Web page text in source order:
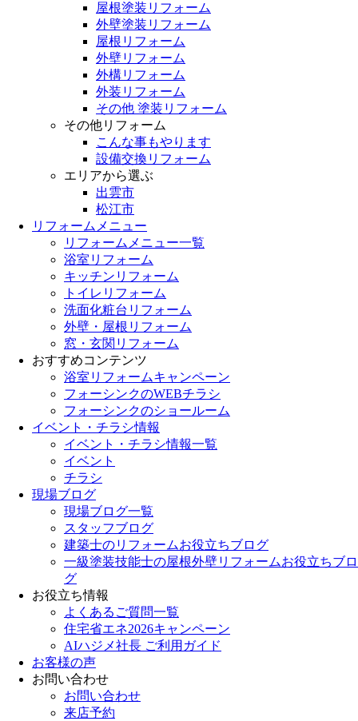
屋根塗装リフォーム
外壁塗装リフォーム
屋根リフォーム
外壁リフォーム
外構リフォーム
外装リフォーム
その他 塗装リフォーム
その他リフォーム
こんな事もやります
設備交換リフォーム
エリアから選ぶ
出雲市
松江市
リフォームメニュー
リフォームメニュー一覧
浴室リフォーム
キッチンリフォーム
トイレリフォーム
洗面化粧台リフォーム
外壁・屋根リフォーム
窓・玄関リフォーム
おすすめコンテンツ
浴室リフォームキャンペーン
フォーシンクのWEBチラシ
フォーシンクのショールーム
イベント・チラシ情報
イベント・チラシ情報一覧
イベント
チラシ
現場ブログ
現場ブログ一覧
スタッフブログ
建築士のリフォームお役立ちブログ
一級塗装技能士の屋根外壁リフォームお役立ちブロ
グ
お役立ち情報
よくあるご質問一覧
住宅省エネ2026キャンペーン
AIハジメ社長 ご利用ガイド
お客様の声
お問い合わせ
お問い合わせ
来店予約